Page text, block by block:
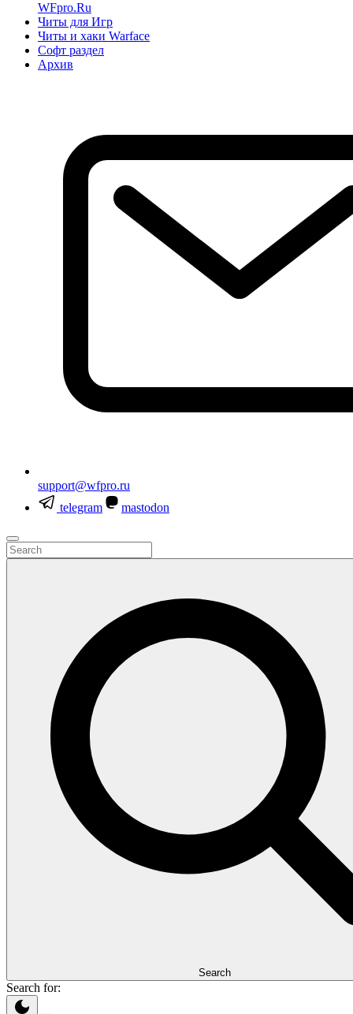
WFpro.Ru
Читы для Игр
Читы и хаки Warface
Софт раздел
Архив
support@wfpro.ru
telegram
mastodon
Search
Search for: